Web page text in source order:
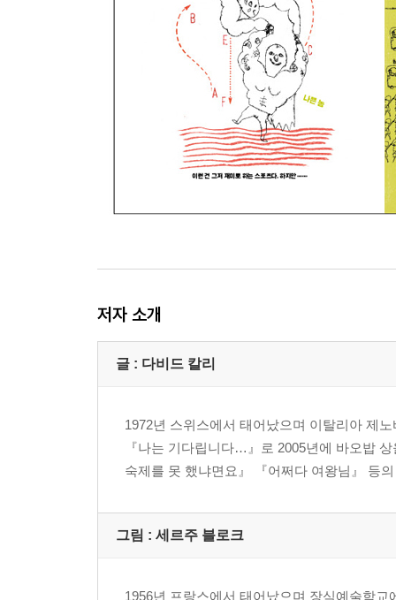
저자 소개
글 : 다비드 칼리
1972년 스위스에서 태어났으며 이탈리아 제
『나는 기다립니다…』로 2005년에 바오밥
숙제를 못 했냐면요』 『어쩌다 여왕님』 등
그림 : 세르주 블로크
1956년 프랑스에서 태어났으며 장식예술학